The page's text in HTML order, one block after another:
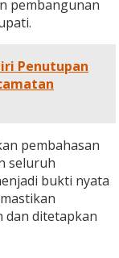
pembangunan
Penutupan
pembahasan
seluruh
bukti nyata
dan ditetapkan